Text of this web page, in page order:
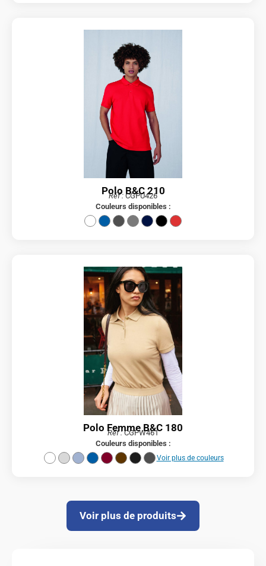
Polo B&C 210
Réf : CGPU426
Couleurs disponibles :
Polo Femme B&C 180
Réf :CGPW461
Couleurs disponibles :
Voir plus de couleurs
Voir plus de produits